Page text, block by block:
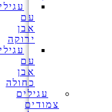
עם
אבן
ירוקה
עם
אבן
כחולה
עגילים
צמודים